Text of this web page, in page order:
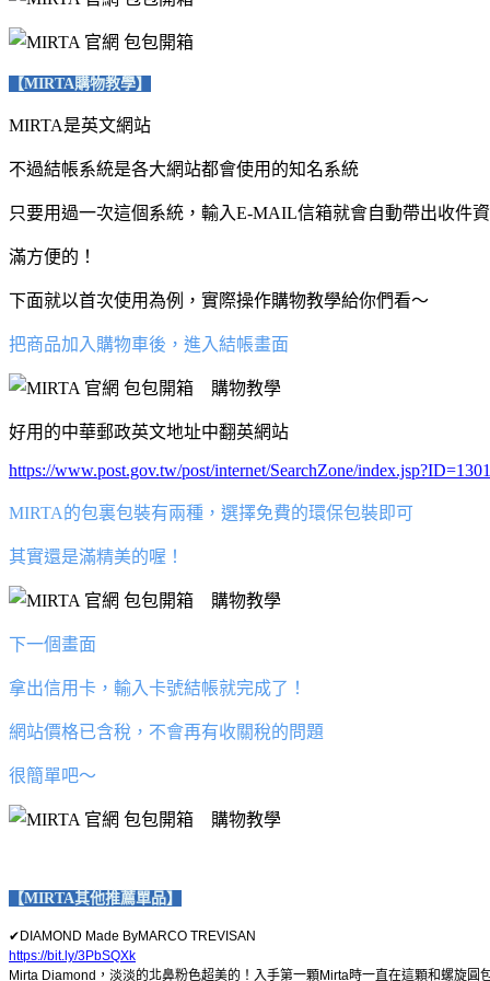
【MIRTA購物教學】
MIRTA是英文網站
不過結帳系統是各大網站都會使用的知名系統
只要用過一次這個系統，輸入E-MAIL信箱就會自動帶出收件
滿方便的！
下面就以首次使用為例，實際操作購物教學給你們看～
把商品加入購物車後，進入結帳畫面
好用的中華郵政英文地址中翻英網站
https://www.post.gov.tw/post/internet/SearchZone/
MIRTA的包裏包裝有兩種，選擇免費的環保包裝即可
其實還是滿精美的喔！
下一個畫面
拿出信用卡，輸入卡號結帳就完成了！
網站價格已含稅，不會再有收關稅的問題
很簡單吧～
【MIRTA其他推薦單品】
✔DIAMOND Made ByMARCO TREVISAN
https://bit.ly/3PbSQXk
Mirta Diamond，淡淡的北鼻粉色超美的！入手第一顆Mirta時一直在這顆和螺旋圓